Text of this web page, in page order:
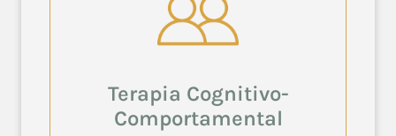
Terapia Cognitivo-
Comportamental